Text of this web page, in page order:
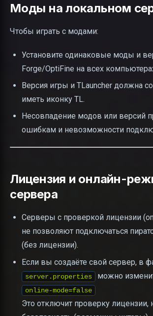
Моды на локальном
Чтобы играть с модами:
Установите одинаковые моды и
Forge/OptiFine на всех
Версия игры и TLauncher должна
иметь иконку TL.
Несовпадение модов или версий
ошибкам и невозможности
Лицензия и онлайн-
сервера
Серверы с проверкой лицензии
не позволяют подключаться
(без лицензии).
Если вы создаёте свой сервер, в
server.properties можно
online-mode=false
Это отключит проверку лицензии,